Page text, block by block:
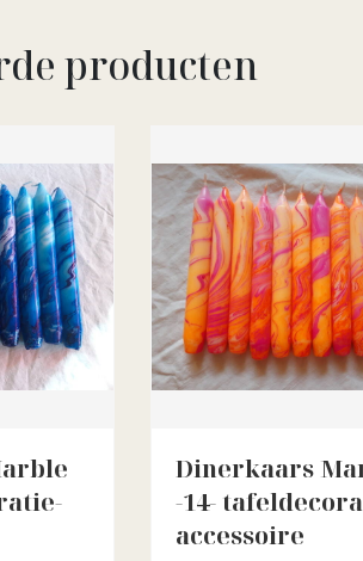
producten
Dinerkaars
-14-
accessoire